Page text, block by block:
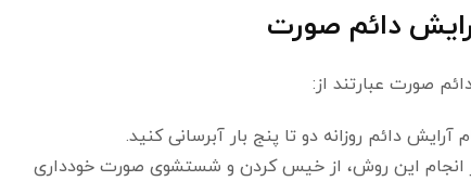
دائم صورت
صورت عبارتند از:
دائم روزانه دو تا پنج بار آبرسانی کنید.
انجام این روش، از خیس کردن و شستشوی صورت خودداری